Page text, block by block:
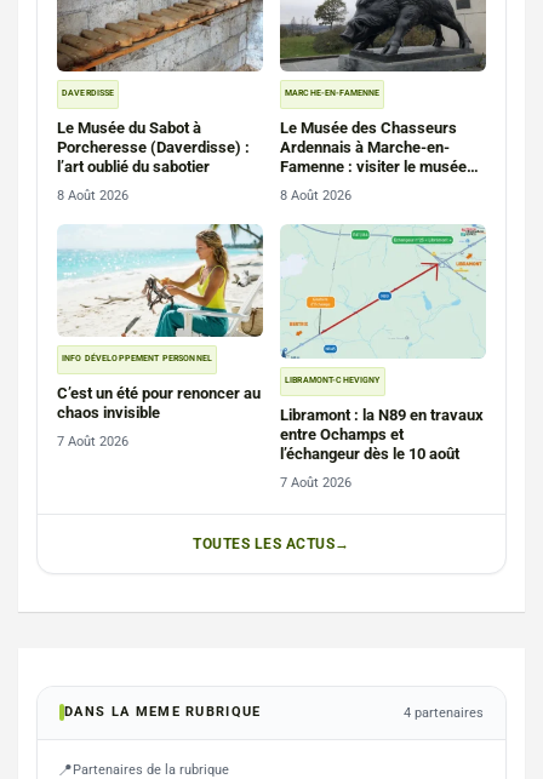
DAVERDISSE
Le Musée du Sabot à
Porcheresse (Daverdisse) :
l’art oublié du sabotier
8 Août 2026
MARCHE-EN-FAMENNE
Le Musée des Chasseurs
Ardennais à Marche-en-
Famenne : visiter le musée
du régiment au sanglier
8 Août 2026
INFO DÉVELOPPEMENT PERSONNEL
C’est un été pour renoncer au
chaos invisible
7 Août 2026
LIBRAMONT-CHEVIGNY
Libramont : la N89 en travaux
entre Ochamps et
l’échangeur dès le 10 août
7 Août 2026
TOUTES LES ACTUS
DANS LA MEME RUBRIQUE 4 partenaires
Partenaires de la rubrique
AGENCE